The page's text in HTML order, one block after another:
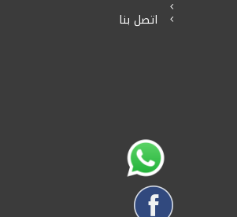
اتصل بنا